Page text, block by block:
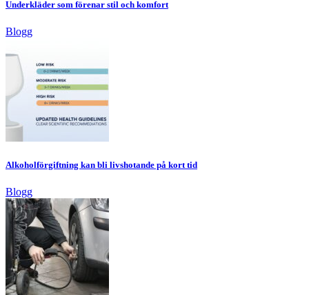
Underkläder som förenar stil och komfort
Blogg
Alkoholförgiftning kan bli livshotande på kort tid
Blogg